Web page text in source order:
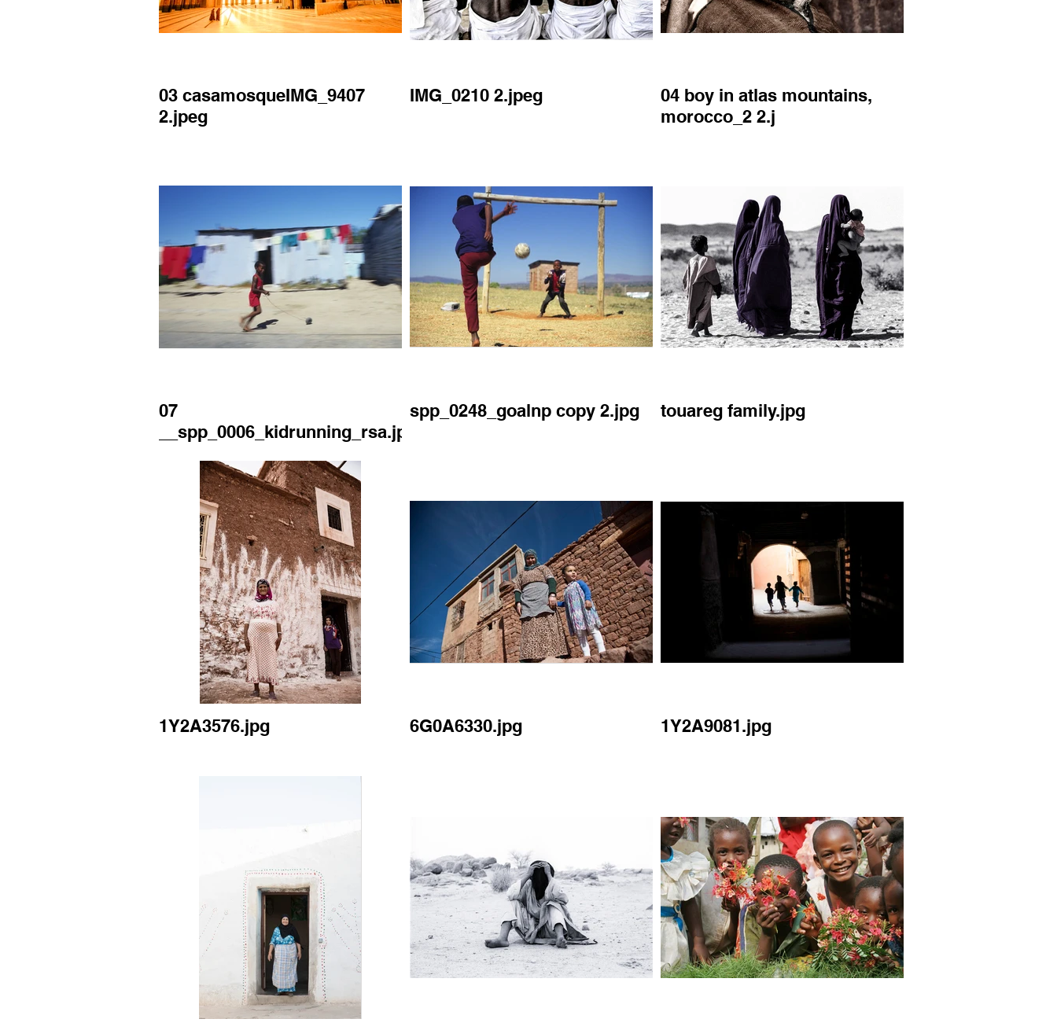
03 casamosqueIMG_9407
2.jpeg
IMG_0210 2.jpeg
04 boy in atlas mountains,
morocco_2 2.j
07
__spp_0006_kidrunning_rsa.jpg
spp_0248_goalnp copy 2.jpg touareg family.jpg
1Y2A3576.jpg 6G0A6330.jpg 1Y2A9081.jpg